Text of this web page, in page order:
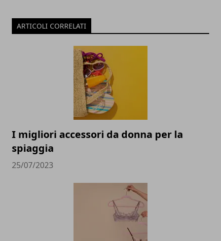
ARTICOLI CORRELATI
I migliori accessori da donna per la
spiaggia
25/07/2023